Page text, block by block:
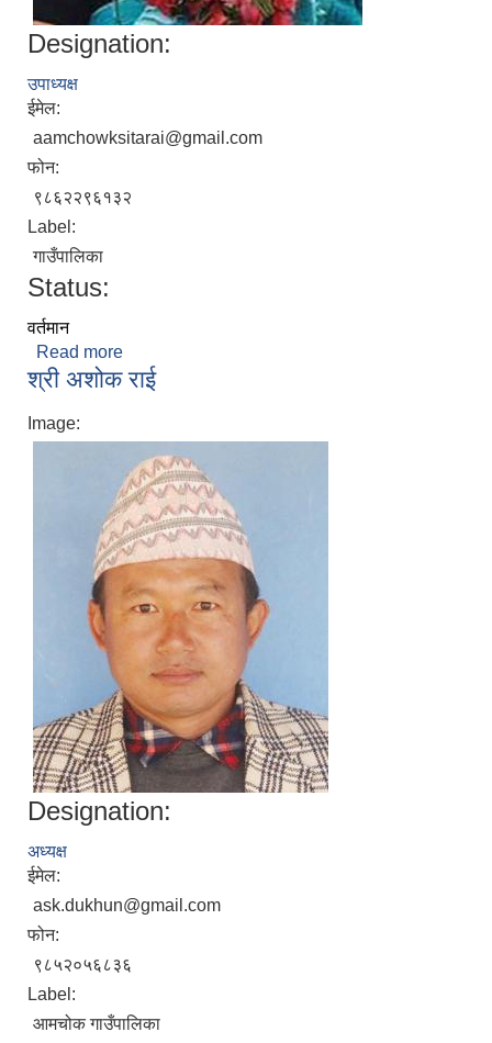
Designation:
उपाध्यक्ष
ईमेल:
aamchowksitarai@gmail.com
फोन:
९८६२२९६१३२
Label:
गाउँपालिका
Status:
वर्तमान
Read more
श्री अशोक राई
Image:
Designation:
अध्यक्ष
ईमेल:
ask.dukhun@gmail.com
फोन:
९८५२०५६८३६
Label:
आमचोक गाउँपालिका